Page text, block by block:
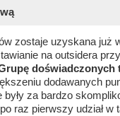
zostaje uzyskana już
na outsidera
doświadczonych
dodawanych
za bardzo
raz pierwszy udział w